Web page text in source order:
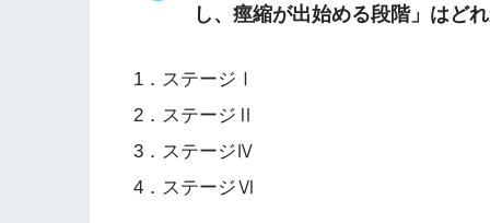
し、痙縮が出始める段階」はど
1．ステージⅠ
2．ステージⅡ
3．ステージⅣ
4．ステージⅥ